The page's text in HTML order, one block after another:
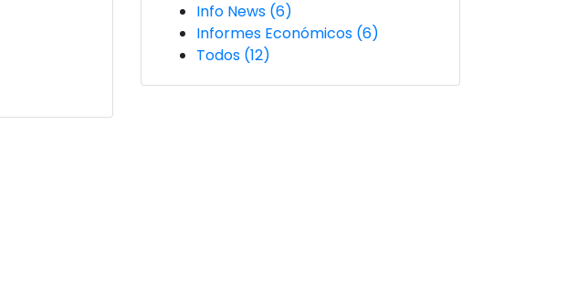
Info News (6)
Informes Económicos (6)
Todos (12)